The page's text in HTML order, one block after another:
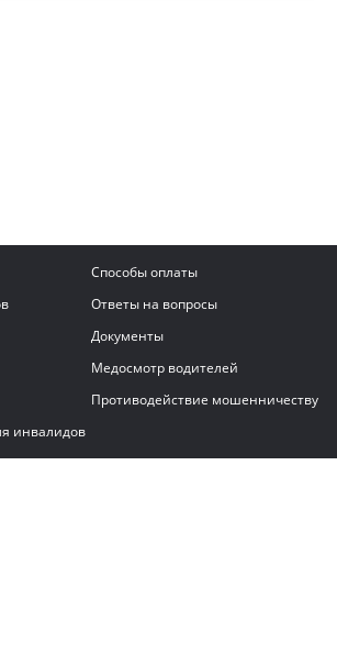
Способы оплаты
Ответы на вопросы
Документы
Медосмотр водителей
Противодействие мошенничеству
инвалидов